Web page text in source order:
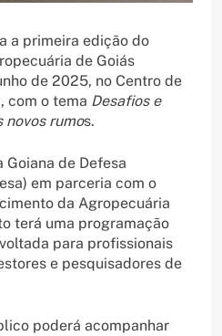
a primeira edição do
de Goiás
de 2025, no Centro de
com o tema Desafios e
novos rumos.
de Defesa
em parceria com o
da Agropecuária
terá uma programação
para profissionais
e pesquisadores de
poderá acompanhar